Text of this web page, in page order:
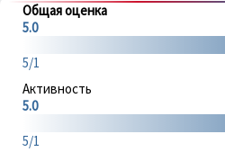
Общая оценка
5.0
5/1
Активность
5.0
5/1